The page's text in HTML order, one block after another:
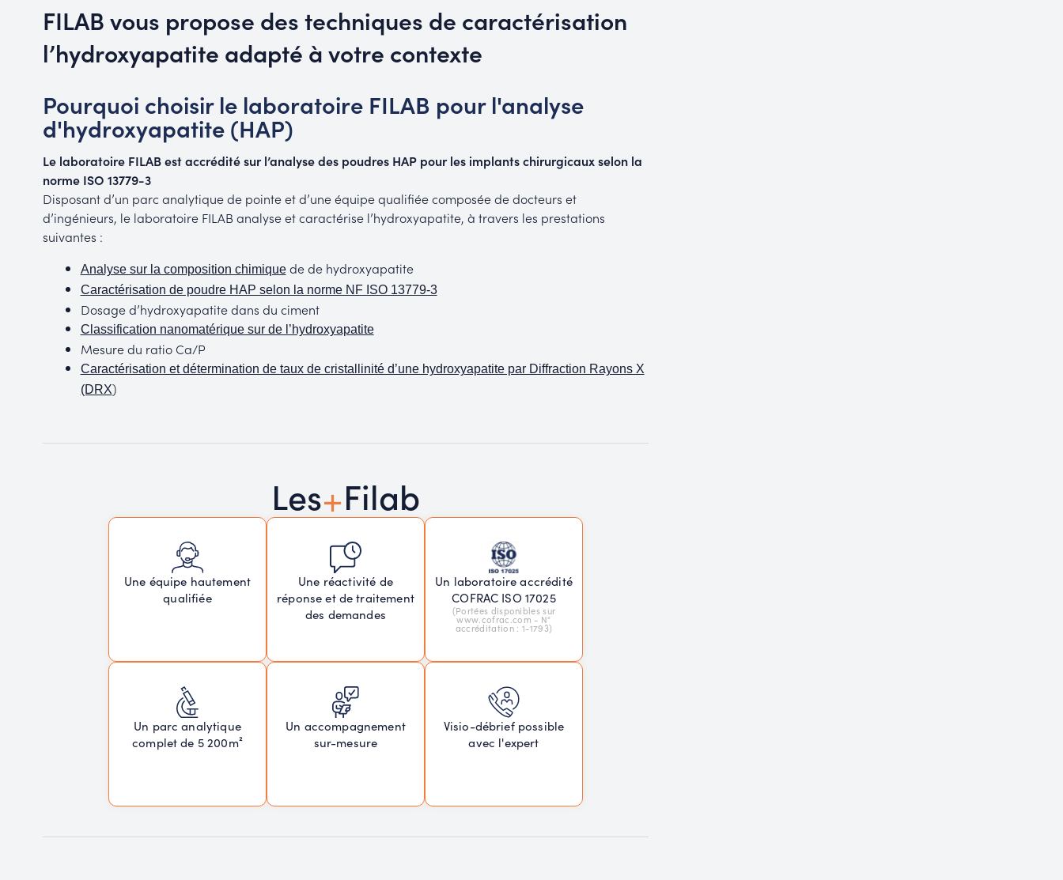
FILAB vous propose des techniques de caractérisation
l’hydroxyapatite adapté à votre contexte
Pourquoi choisir le laboratoire FILAB pour l'analyse
d'hydroxyapatite (HAP)
Le laboratoire FILAB est accrédité sur l’analyse des poudres HAP pour les implants chirurgicaux selon la
norme ISO 13779-3
Disposant d’un parc analytique de pointe et d’une équipe qualifiée composée de docteurs et
d’ingénieurs, le laboratoire FILAB analyse et caractérise l’hydroxyapatite, à travers les prestations
suivantes :
Analyse sur la composition chimiquede de hydroxyapatite
Caractérisation de poudre HAP selon la norme NF ISO 13779-3
Dosage d’hydroxyapatite dans du ciment
Classification nanomatérique sur de l’hydroxyapatite
Mesure du ratio Ca/P
Caractérisation et détermination de taux de cristallinité d’une hydroxyapatite par Diffraction Rayons X
(DRX)
Les+Filab
Une équipe hautement
qualifiée
Une réactivité de
réponse et de traitement
des demandes
Un laboratoire accrédité
COFRAC ISO 17025
(Portées disponibles sur
www.cofrac.com - N°
accréditation : 1-1793)
Un parc analytique
complet de 5 200m²
Un accompagnement
sur-mesure
Visio-débrief possible
avec l'expert